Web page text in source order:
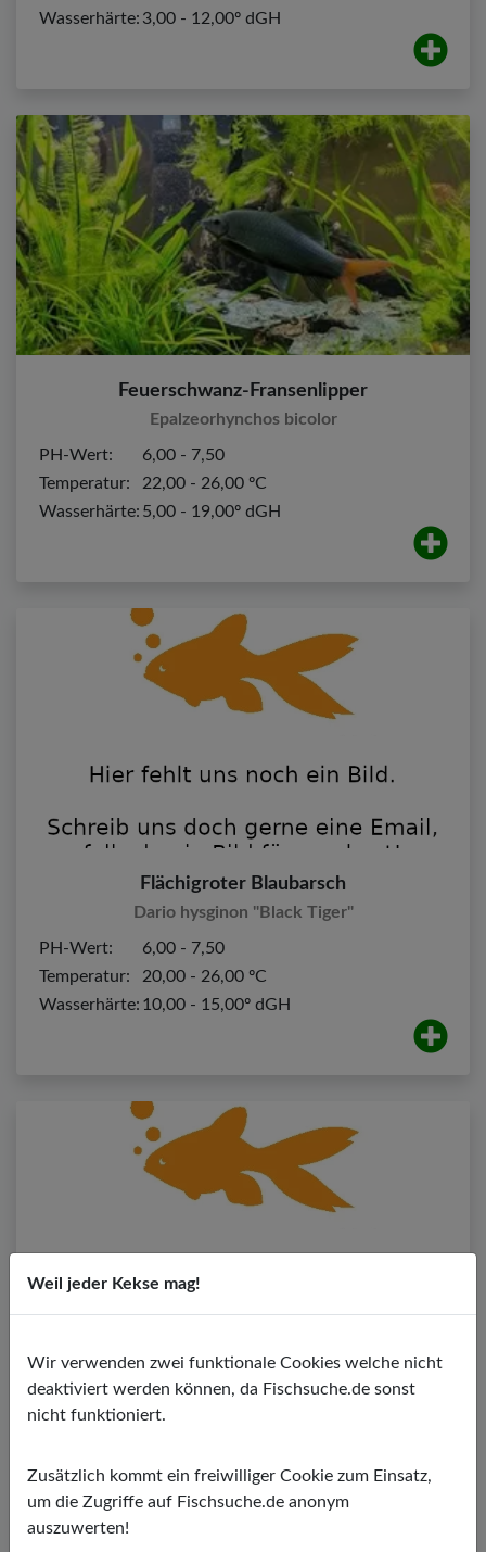
Weil jeder Kekse mag!
Wir verwenden zwei funktionale Cookies welche nicht
deaktiviert werden können, da Fischsuche.de sonst
nicht funktioniert.
Zusätzlich kommt ein freiwilliger Cookie zum Einsatz,
um die Zugriffe auf Fischsuche.de anonym
auszuwerten!
Wasserhärte: 3,00 - 12,00º dGH
Feuerschwanz-Fransenlipper
Epalzeorhynchos bicolor
PH-Wert:
6,00 - 7,50
Temperatur:
22,00 - 26,00 ºC
Wasserhärte: 5,00 - 19,00º dGH
Flächigroter Blaubarsch
Dario hysginon "Black Tiger"
PH-Wert:
6,00 - 7,50
Temperatur:
20,00 - 26,00 ºC
Wasserhärte: 10,00 - 15,00º dGH
Temperatur:
22,00 - 26,00 ºC
Wasserhärte:5,00 - 19,00º dGH